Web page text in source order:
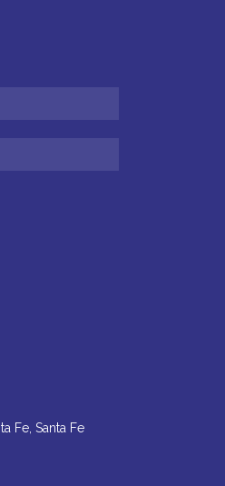
Fe, Santa Fe